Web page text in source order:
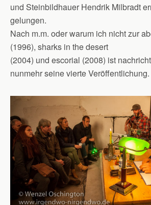
und Steinbildhauer Hendrik Milbradt
gelungen.
Nach m.m. oder warum ich nicht zur
(1996), sharks in the desert
(2004) und escorial (2008) ist
nunmehr seine vierte Veröffentlichung.